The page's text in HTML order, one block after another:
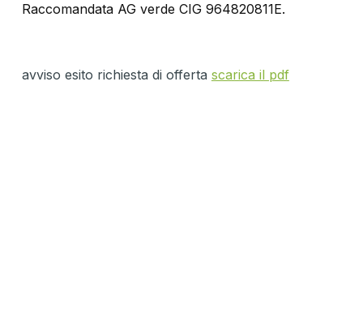
Raccomandata AG verde CIG 964820811E.
avviso esito richiesta di offerta scarica il pdf